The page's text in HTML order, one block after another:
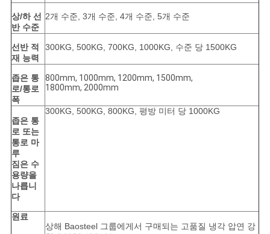
이
트
맵
PRIVACY
POLICY
상/하 선
반 수준
2개 수준, 3개 수준, 4개 수준, 5개 수준
선반 적
재 능력
300KG, 500KG, 700KG, 1000KG, 수준 당 1500KG
좁은 통
로/통로
폭
800mm, 1000mm, 1200mm, 1500mm,
1800mm, 2000mm
좁은 통
로 또는
통로 마
루
짐은 수
용량을
나릅니
다
300KG, 500KG, 800KG, 평방 미터 당 1000KG
원료
상해 Baosteel 그룹에게서 구매되는 고품질 냉각 압연 강